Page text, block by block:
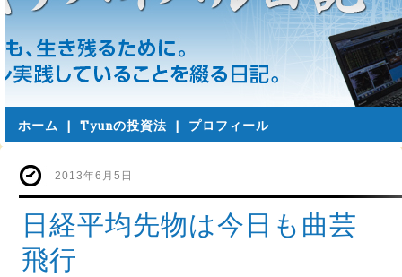
ホーム | Tyunの投資法 | プロフィール
2013年6月5日
日経平均先物は今日も曲芸
飛行